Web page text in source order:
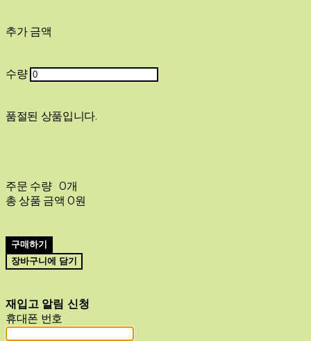
추가 금액
수량
품절된 상품입니다.
주문 수량 0개
총 상품 금액 0원
구매하기
장바구니에 담기
재입고 알림 신청
휴대폰 번호